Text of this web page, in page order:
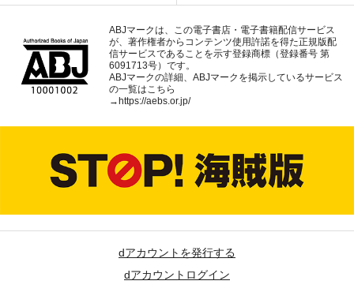
ABJマークは、この電子書店・電子書籍配信サービス
が、著作権者からコンテンツ使用許諾を得た正規版配
信サービスであることを示す登録商標（登録番号 第
6091713号）です。
ABJマークの詳細、ABJマークを掲示しているサービス
の一覧はこちら
→ https://aebs.or.jp/
dアカウントを発行する
dアカウントログイン